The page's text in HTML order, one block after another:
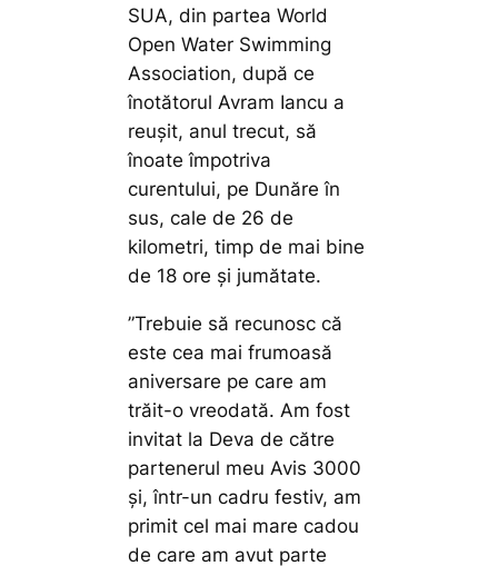
SUA, din partea World
Open Water Swimming
Association, după ce
înotătorul Avram Iancu a
reușit, anul trecut, să
înoate împotriva
curentului, pe Dunăre în
sus, cale de 26 de
kilometri, timp de mai bine
de 18 ore și jumătate.
”Trebuie să recunosc că
este cea mai frumoasă
aniversare pe care am
trăit-o vreodată. Am fost
invitat la Deva de către
partenerul meu Avis 3000
și, într-un cadru festiv, am
primit cel mai mare cadou
de care am avut parte